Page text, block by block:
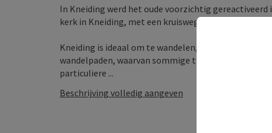
In Kneiding werd het oude voorzichtig
kerk in Kneiding, met een kruisweg en talrijke
Kneiding is ideaal om te wandelen, bijvoorbeeld op
wandelpaden, waarvan sommige tot aan de Donau
particuliere ...
Beschrijving volledig aangeven